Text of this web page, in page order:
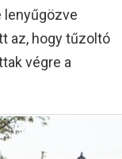
lenyűgözve
az, hogy tűzoltó
végre a